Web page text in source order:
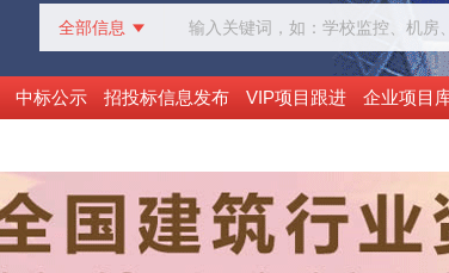
全部信息 
招标采购
中标公示
拟建工程
建设快讯
VIP项目
询价采购
中标公示 招投标信息发布 VIP项目跟进 企业项目